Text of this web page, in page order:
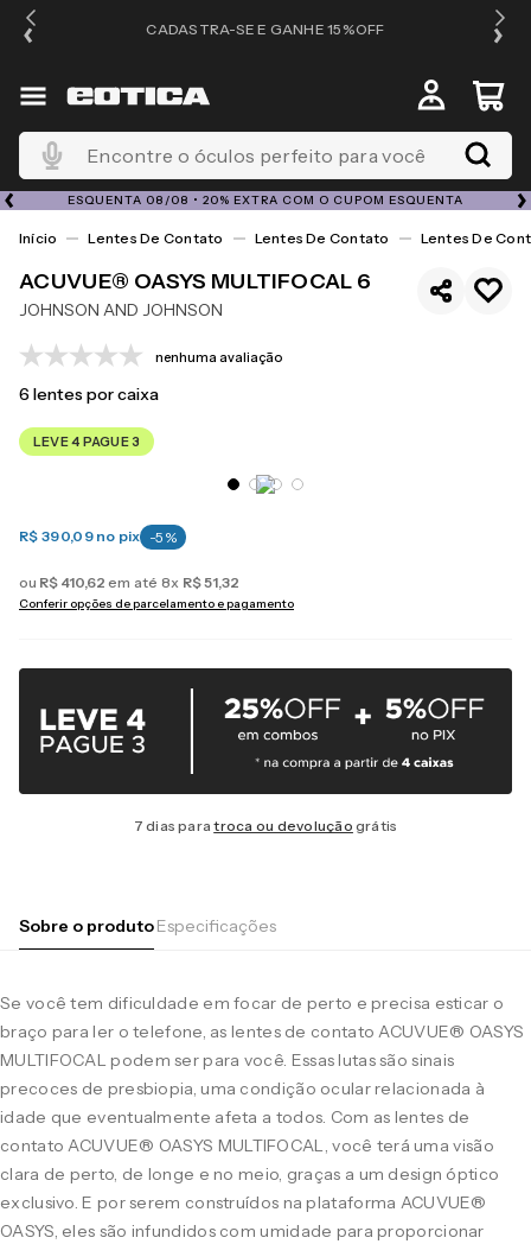
CADASTRA-SE E GANHE 15%OFF
Encontre o óculos perfeito para você
ESQUENTA 08/08 • 20% EXTRA COM O CUPOM ESQUENTA
Lentes De Contato Lentes De Contato Lentes De
ACUVUE® OASYS MULTIFOCAL 6
JOHNSON AND JOHNSON
nenhuma avaliação
6 lentes por caixa
LEVE 4 PAGUE 3
R$ 390,09 no pix -5 %
ou R$ 410,62 em até 8x R$51,32
Conferir opções de parcelamento e pagamento
7 dias paratroca ou devolução grátis
Sobre o produtoEspecificações
Se você tem dificuldade em focar de perto e precisa esticar o
braço para ler o telefone, as lentes de contato ACUVUE® OASYS
MULTIFOCAL podem ser para você. Essas lutas são sinais
precoces de presbiopia, uma condição ocular relacionada à
idade que eventualmente afeta a todos. Com as lentes de
contato ACUVUE® OASYS MULTIFOCAL, você terá uma visão
clara de perto, de longe e no meio, graças a um design óptico
exclusivo. E por serem construídos na plataforma ACUVUE®
OASYS, eles são infundidos com umidade para proporcionar